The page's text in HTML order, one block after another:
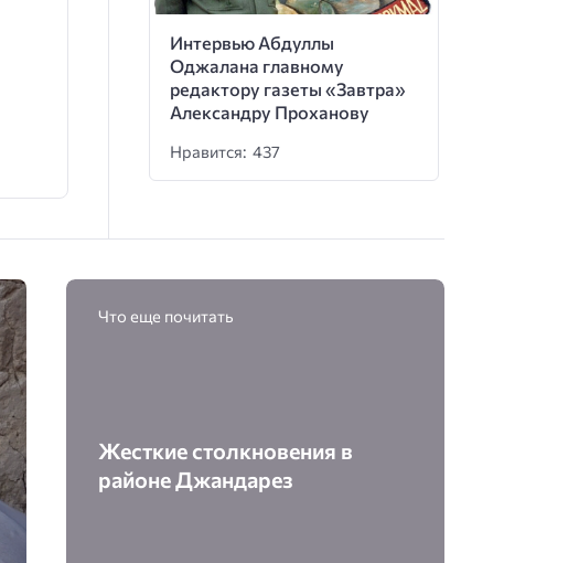
Интервью Абдуллы
Оджалана главному
редактору газеты «Завтра»
Александру Проханову
Нравится: 437
Что еще почитать
Жесткие столкновения в
районе Джандарез